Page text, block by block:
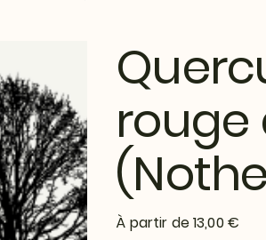
rouge
À partir de 13,00 €